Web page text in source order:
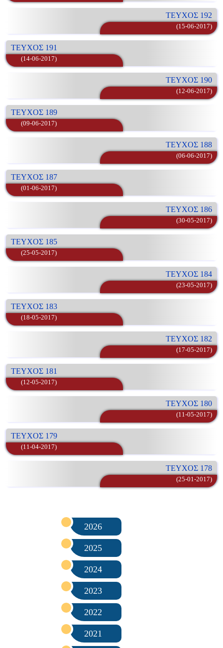
ΤΕΥΧΟΣ 178
(25-01-2017)
ΤΕΥΧΟΣ 179
(11-04-2017)
ΤΕΥΧΟΣ 180
(11-05-2017)
ΤΕΥΧΟΣ 181
(12-05-2017)
ΤΕΥΧΟΣ 182
(17-05-2017)
ΤΕΥΧΟΣ 183
(18-05-2017)
ΤΕΥΧΟΣ 184
(23-05-2017)
ΤΕΥΧΟΣ 185
(25-05-2017)
ΤΕΥΧΟΣ 186
(30-05-2017)
ΤΕΥΧΟΣ 187
(01-06-2017)
ΤΕΥΧΟΣ 188
(06-06-2017)
ΤΕΥΧΟΣ 189
(09-06-2017)
ΤΕΥΧΟΣ 190
(12-06-2017)
ΤΕΥΧΟΣ 191
(14-06-2017)
ΤΕΥΧΟΣ 192
(15-06-2017)
2021
2022
2023
2024
2025
2026